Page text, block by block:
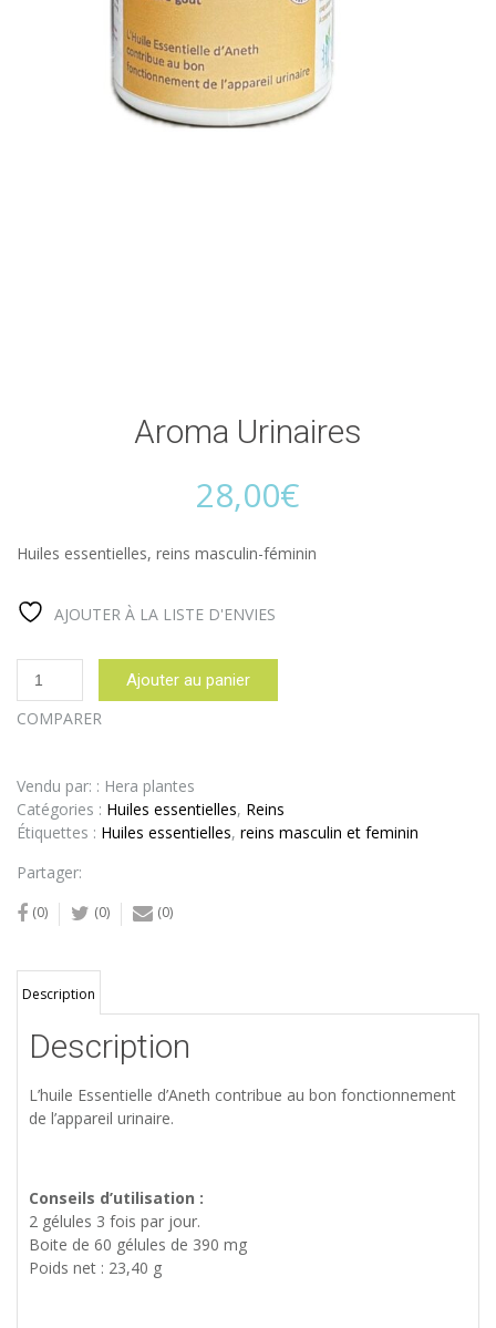
Aroma Urinaires
28,00€
Huiles essentielles, reins masculin-féminin
AJOUTER À LA LISTE D'ENVIES
quantité
Aroma
Ajouter au panier
COMPARER
Vendu par: : Hera plantes
Catégories : Huiles essentielles, Reins
Étiquettes : Huiles essentielles, reins masculin et feminin
Partager:
(0) (0) (0)
Description
Description
L’huile Essentielle d’Aneth contribue au bon fonctionnement
de l’appareil urinaire.
Conseils d’utilisation :
2 gélules 3 fois par jour.
Boite de 60 gélules de 390 mg
Poids net : 23,40 g